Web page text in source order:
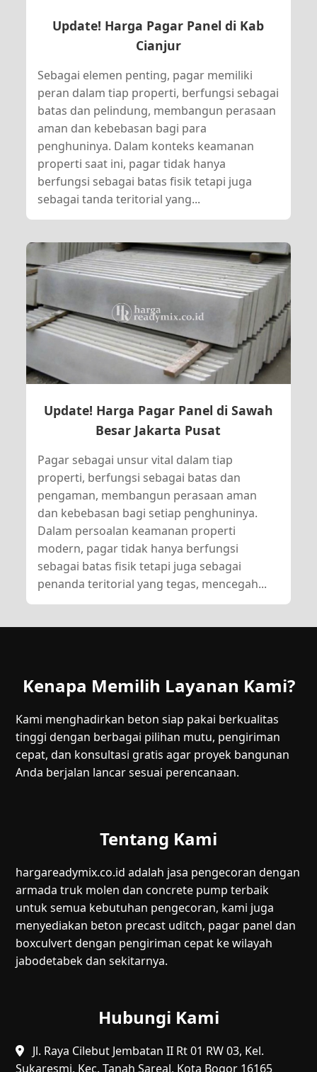
Update! Harga Pagar Panel di Kab
Cianjur
Sebagai elemen penting, pagar memiliki
peran dalam tiap properti, berfungsi sebagai
batas dan pelindung, membangun perasaan
aman dan kebebasan bagi para
penghuninya. Dalam konteks keamanan
properti saat ini, pagar tidak hanya
berfungsi sebagai batas fisik tetapi juga
sebagai tanda teritorial yang...
Update! Harga Pagar Panel di Sawah
Besar Jakarta Pusat
Pagar sebagai unsur vital dalam tiap
properti, berfungsi sebagai batas dan
pengaman, membangun perasaan aman
dan kebebasan bagi setiap penghuninya.
Dalam persoalan keamanan properti
modern, pagar tidak hanya berfungsi
sebagai batas fisik tetapi juga sebagai
penanda teritorial yang tegas, mencegah...
Kenapa Memilih Layanan Kami?
Kami menghadirkan beton siap pakai berkualitas
tinggi dengan berbagai pilihan mutu, pengiriman
cepat, dan konsultasi gratis agar proyek bangunan
Anda berjalan lancar sesuai perencanaan.
Tentang Kami
hargareadymix.co.id adalah jasa pengecoran dengan
armada truk molen dan concrete pump terbaik
untuk semua kebutuhan pengecoran, kami juga
menyediakan beton precast uditch, pagar panel dan
boxculvert dengan pengiriman cepat ke wilayah
jabodetabek dan sekitarnya.
Hubungi Kami
Jl. Raya Cilebut Jembatan II Rt 01 RW 03, Kel.
Sukaresmi, Kec. Tanah Sareal, Kota Bogor 16165